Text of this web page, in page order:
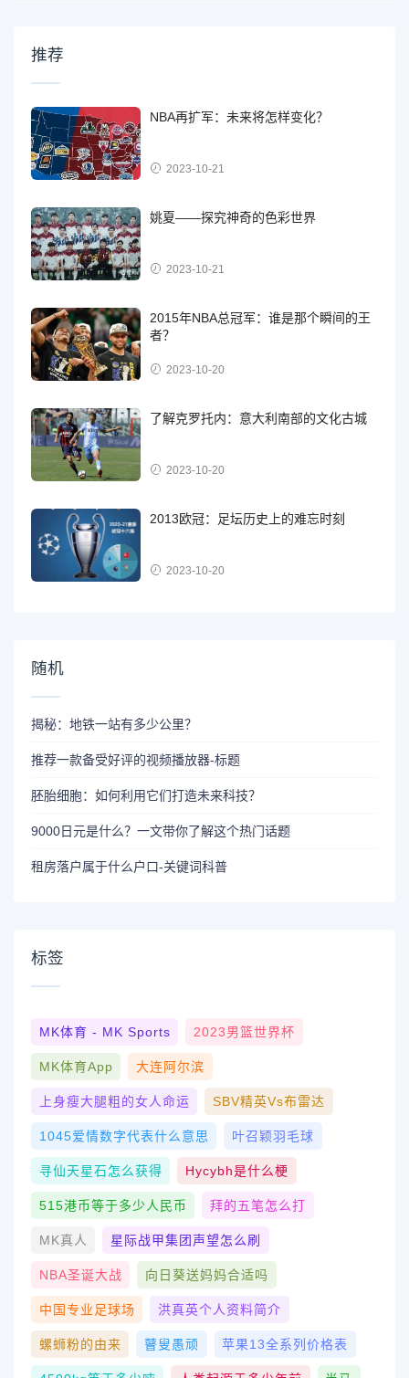
推荐
NBA再扩军：未来将怎样变化？
2023-10-21
姚夏——探究神奇的色彩世界
2023-10-21
2015年NBA总冠军：谁是那个瞬间的王
者？
2023-10-20
了解克罗托内：意大利南部的文化古城
2023-10-20
2013欧冠：足坛历史上的难忘时刻
2023-10-20
随机
揭秘：地铁一站有多少公里？
推荐一款备受好评的视频播放器-标题
胚胎细胞：如何利用它们打造未来科技？
9000日元是什么？一文带你了解这个热门话题
租房落户属于什么户口-关键词科普
标签
MK体育 - MK Sports 2023男篮世界杯
MK体育App 大连阿尔滨
上身瘦大腿粗的女人命运 SBV精英vs布雷达
1045爱情数字代表什么意思 叶召颖羽毛球
寻仙天星石怎么获得 Hycybh是什么梗
515港币等于多少人民币 拜的五笔怎么打
MK真人 星际战甲集团声望怎么刷
NBA圣诞大战 向日葵送妈妈合适吗
中国专业足球场 洪真英个人资料简介
螺蛳粉的由来 瞽叟愚顽 苹果13全系列价格表